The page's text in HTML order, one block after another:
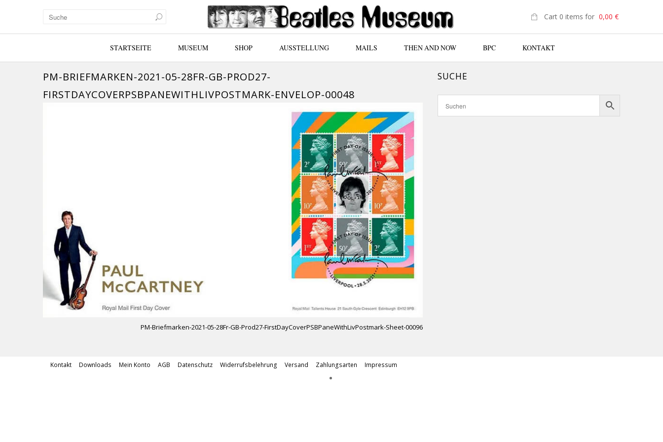
Cart 0 items for 0,00 €
STARTSEITE MUSEUM SHOP AUSSTELLUNG MAILS THEN AND NOW BPC KONTAKT
PM-BRIEFMARKEN-2021-05-28FR-GB-PROD27-
FIRSTDAYCOVERPSBPANEWITHLIVPOSTMARK-ENVELOP-00048
PM-Briefmarken-2021-05-28Fr-GB-Prod27-FirstDayCoverPSBPaneWithLivPostmark-Sheet-00096
SUCHE
Kontakt Downloads Mein Konto AGB Datenschutz Widerrufsbelehrung Versand Zahlungsarten Impressum